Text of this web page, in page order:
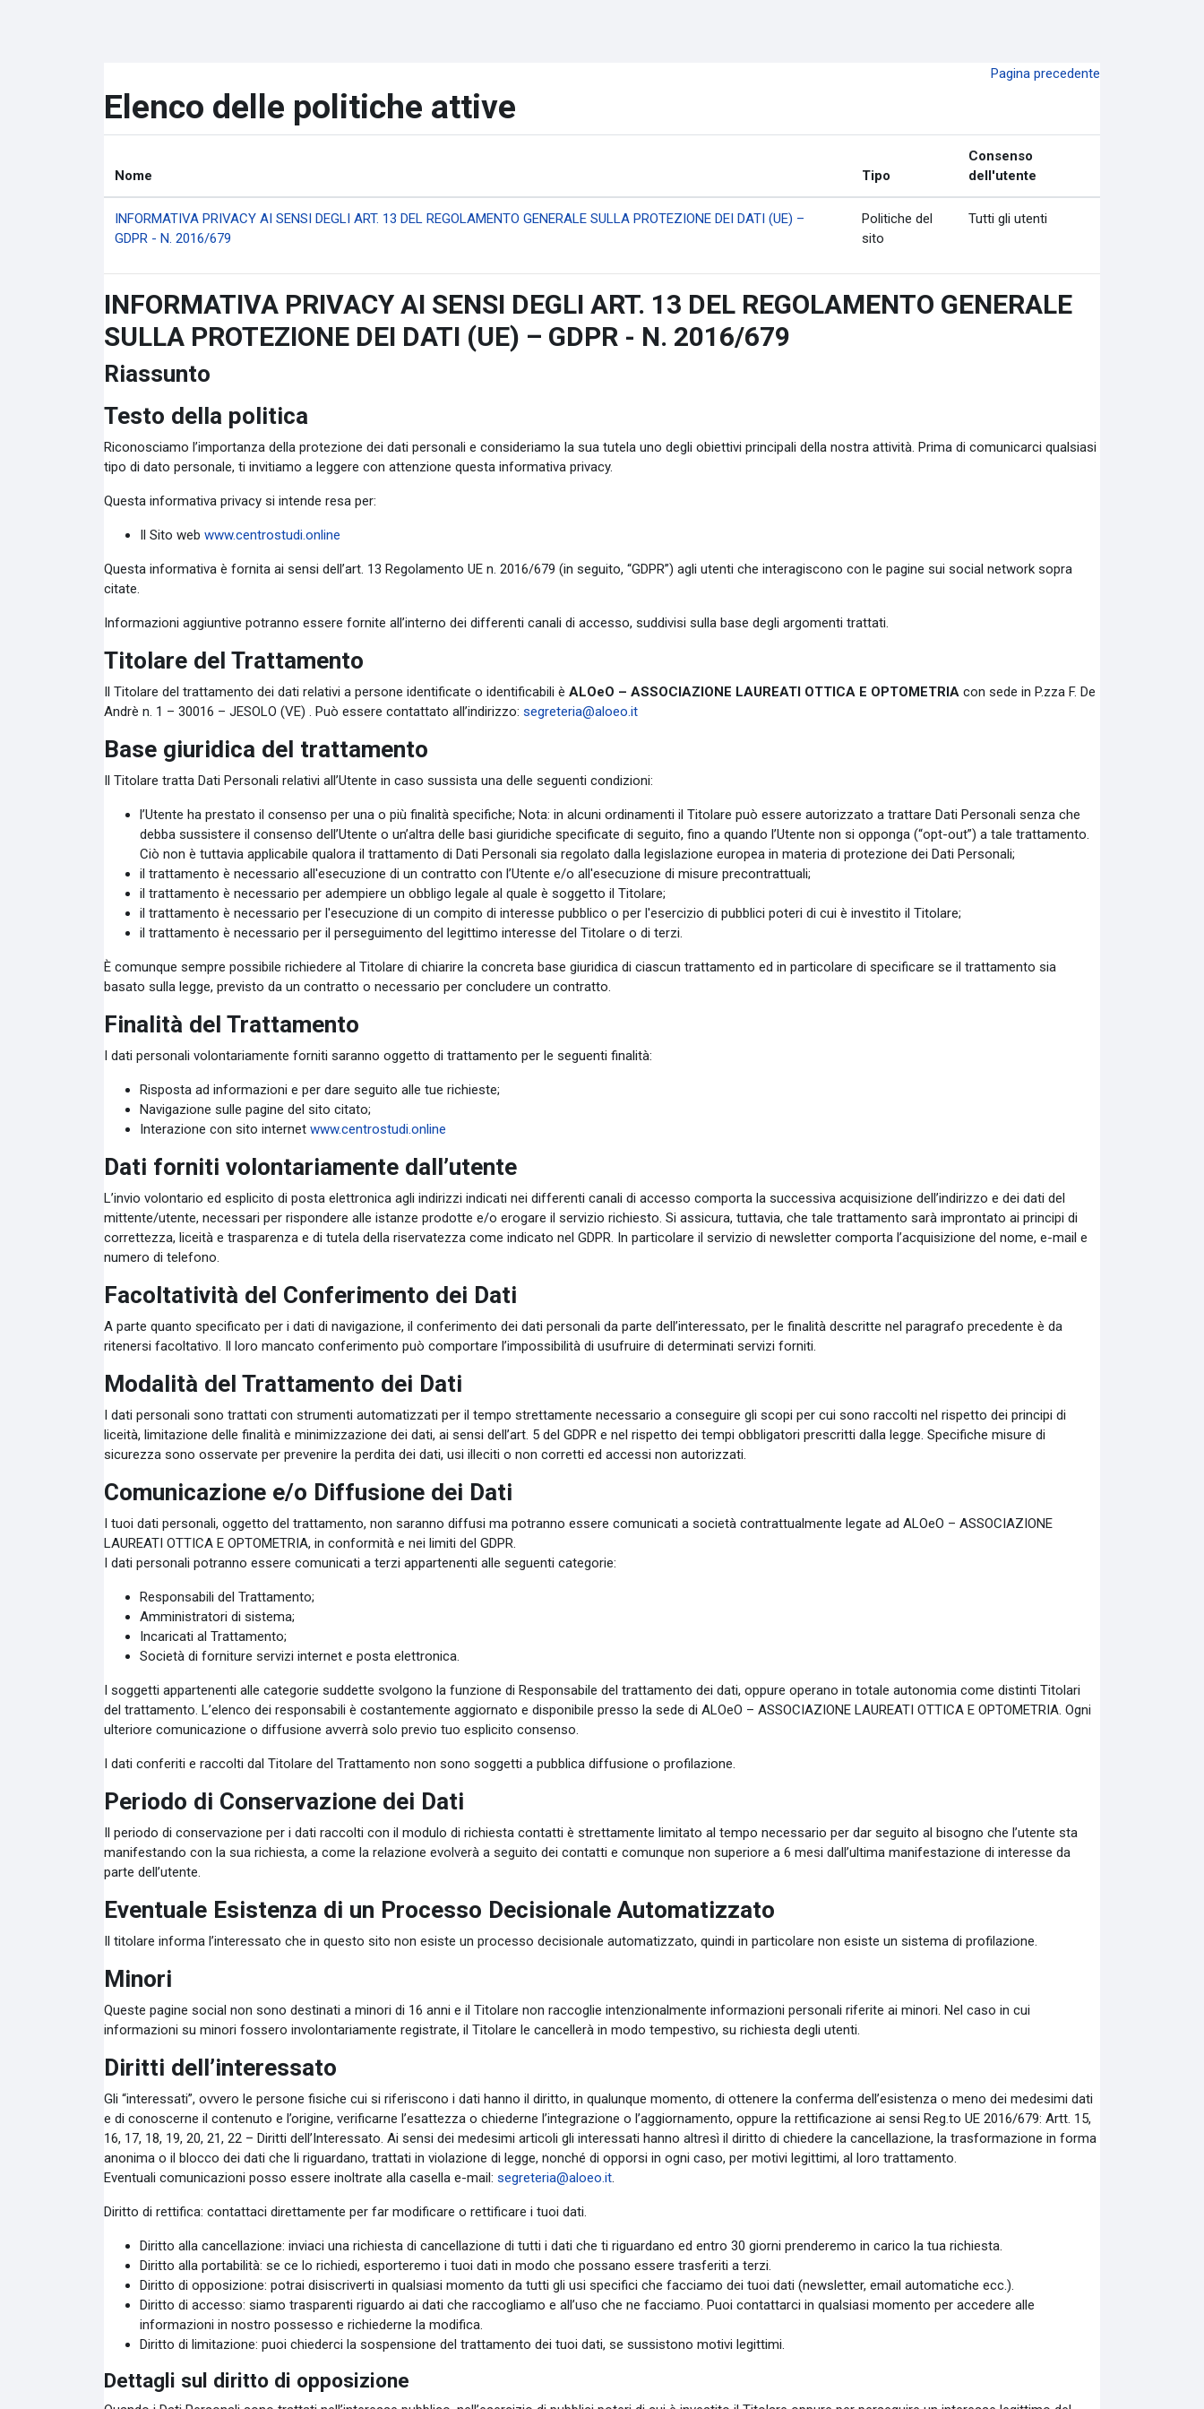
Pagina precedente
Elenco delle politiche attive
Nome Tipo
Consenso
dell'utente
INFORMATIVA PRIVACY AI SENSI DEGLI ART. 13 DEL REGOLAMENTO GENERALE SULLA PROTEZIONE DEI DATI (UE) –
GDPR - N. 2016/679
Politiche del
sito
Tutti gli utenti
INFORMATIVA PRIVACY AI SENSI DEGLI ART. 13 DEL REGOLAMENTO GENERALE
SULLA PROTEZIONE DEI DATI (UE) – GDPR - N. 2016/679
Riassunto
Testo della politica
Riconosciamo l’importanza della protezione dei dati personali e consideriamo la sua tutela uno degli obiettivi principali della nostra attività. Prima di comunicarci qualsiasi
tipo di dato personale, ti invitiamo a leggere con attenzione questa informativa privacy.
Questa informativa privacy si intende resa per:
Il Sito web www.centrostudi.online
Questa informativa è fornita ai sensi dell’art. 13 Regolamento UE n. 2016/679 (in seguito, “GDPR”) agli utenti che interagiscono con le pagine sui social network sopra
citate.
Informazioni aggiuntive potranno essere fornite all’interno dei differenti canali di accesso, suddivisi sulla base degli argomenti trattati.
Titolare del Trattamento
Il Titolare del trattamento dei dati relativi a persone identificate o identificabili è ALOeO – ASSOCIAZIONE LAUREATI OTTICA E OPTOMETRIAcon sede in P.zza F. De
Andrè n. 1 – 30016 – JESOLO (VE) . Può essere contattato all’indirizzo: segreteria@aloeo.it
Base giuridica del trattamento
Il Titolare tratta Dati Personali relativi all’Utente in caso sussista una delle seguenti condizioni:
l’Utente ha prestato il consenso per una o più finalità specifiche; Nota: in alcuni ordinamenti il Titolare può essere autorizzato a trattare Dati Personali senza che
debba sussistere il consenso dell’Utente o un’altra delle basi giuridiche specificate di seguito, fino a quando l’Utente non si opponga (“opt-out”) a tale trattamento.
Ciò non è tuttavia applicabile qualora il trattamento di Dati Personali sia regolato dalla legislazione europea in materia di protezione dei Dati Personali;
il trattamento è necessario all'esecuzione di un contratto con l’Utente e/o all'esecuzione di misure precontrattuali;
il trattamento è necessario per adempiere un obbligo legale al quale è soggetto il Titolare;
il trattamento è necessario per l'esecuzione di un compito di interesse pubblico o per l'esercizio di pubblici poteri di cui è investito il Titolare;
il trattamento è necessario per il perseguimento del legittimo interesse del Titolare o di terzi.
È comunque sempre possibile richiedere al Titolare di chiarire la concreta base giuridica di ciascun trattamento ed in particolare di specificare se il trattamento sia
basato sulla legge, previsto da un contratto o necessario per concludere un contratto.
Finalità del Trattamento
I dati personali volontariamente forniti saranno oggetto di trattamento per le seguenti finalità:
Risposta ad informazioni e per dare seguito alle tue richieste;
Navigazione sulle pagine del sito citato;
Interazione con sito internet www.centrostudi.online
Dati forniti volontariamente dall’utente
L’invio volontario ed esplicito di posta elettronica agli indirizzi indicati nei differenti canali di accesso comporta la successiva acquisizione dell’indirizzo e dei dati del
mittente/utente, necessari per rispondere alle istanze prodotte e/o erogare il servizio richiesto. Si assicura, tuttavia, che tale trattamento sarà improntato ai principi di
correttezza, liceità e trasparenza e di tutela della riservatezza come indicato nel GDPR. In particolare il servizio di newsletter comporta l’acquisizione del nome, e-mail e
numero di telefono.
Facoltatività del Conferimento dei Dati
A parte quanto specificato per i dati di navigazione, il conferimento dei dati personali da parte dell’interessato, per le finalità descritte nel paragrafo precedente è da
ritenersi facoltativo. Il loro mancato conferimento può comportare l’impossibilità di usufruire di determinati servizi forniti.
Modalità del Trattamento dei Dati
I dati personali sono trattati con strumenti automatizzati per il tempo strettamente necessario a conseguire gli scopi per cui sono raccolti nel rispetto dei principi di
liceità, limitazione delle finalità e minimizzazione dei dati, ai sensi dell’art. 5 del GDPR e nel rispetto dei tempi obbligatori prescritti dalla legge. Specifiche misure di
sicurezza sono osservate per prevenire la perdita dei dati, usi illeciti o non corretti ed accessi non autorizzati.
Comunicazione e/o Diffusione dei Dati
I tuoi dati personali, oggetto del trattamento, non saranno diffusi ma potranno essere comunicati a società contrattualmente legate ad ALOeO – ASSOCIAZIONE
LAUREATI OTTICA E OPTOMETRIA, in conformità e nei limiti del GDPR.
I dati personali potranno essere comunicati a terzi appartenenti alle seguenti categorie:
Responsabili del Trattamento;
Amministratori di sistema;
Incaricati al Trattamento;
Società di forniture servizi internet e posta elettronica.
I soggetti appartenenti alle categorie suddette svolgono la funzione di Responsabile del trattamento dei dati, oppure operano in totale autonomia come distinti Titolari
del trattamento. L’elenco dei responsabili è costantemente aggiornato e disponibile presso la sede di ALOeO – ASSOCIAZIONE LAUREATI OTTICA E OPTOMETRIA. Ogni
ulteriore comunicazione o diffusione avverrà solo previo tuo esplicito consenso.
I dati conferiti e raccolti dal Titolare del Trattamento non sono soggetti a pubblica diffusione o profilazione.
Periodo di Conservazione dei Dati
Il periodo di conservazione per i dati raccolti con il modulo di richiesta contatti è strettamente limitato al tempo necessario per dar seguito al bisogno che l’utente sta
manifestando con la sua richiesta, a come la relazione evolverà a seguito dei contatti e comunque non superiore a 6 mesi dall’ultima manifestazione di interesse da
parte dell’utente.
Eventuale Esistenza di un Processo Decisionale Automatizzato
Il titolare informa l’interessato che in questo sito non esiste un processo decisionale automatizzato, quindi in particolare non esiste un sistema di profilazione.
Minori
Queste pagine social non sono destinati a minori di 16 anni e il Titolare non raccoglie intenzionalmente informazioni personali riferite ai minori. Nel caso in cui
informazioni su minori fossero involontariamente registrate, il Titolare le cancellerà in modo tempestivo, su richiesta degli utenti.
Diritti dell’interessato
Gli “interessati”, ovvero le persone fisiche cui si riferiscono i dati hanno il diritto, in qualunque momento, di ottenere la conferma dell’esistenza o meno dei medesimi dati
e di conoscerne il contenuto e l’origine, verificarne l’esattezza o chiederne l’integrazione o l’aggiornamento, oppure la rettificazione ai sensi Reg.to UE 2016/679: Artt. 15,
16, 17, 18, 19, 20, 21, 22 – Diritti dell’Interessato. Ai sensi dei medesimi articoli gli interessati hanno altresì il diritto di chiedere la cancellazione, la trasformazione in forma
anonima o il blocco dei dati che li riguardano, trattati in violazione di legge, nonché di opporsi in ogni caso, per motivi legittimi, al loro trattamento.
Eventuali comunicazioni posso essere inoltrate alla casella e-mail: segreteria@aloeo.it.
Diritto di rettifica: contattaci direttamente per far modificare o rettificare i tuoi dati.
Diritto alla cancellazione: inviaci una richiesta di cancellazione di tutti i dati che ti riguardano ed entro 30 giorni prenderemo in carico la tua richiesta.
Diritto alla portabilità: se ce lo richiedi, esporteremo i tuoi dati in modo che possano essere trasferiti a terzi.
Diritto di opposizione: potrai disiscriverti in qualsiasi momento da tutti gli usi specifici che facciamo dei tuoi dati (newsletter, email automatiche ecc.).
Diritto di accesso: siamo trasparenti riguardo ai dati che raccogliamo e all’uso che ne facciamo. Puoi contattarci in qualsiasi momento per accedere alle
informazioni in nostro possesso e richiederne la modifica.
Diritto di limitazione: puoi chiederci la sospensione del trattamento dei tuoi dati, se sussistono motivi legittimi.
Dettagli sul diritto di opposizione